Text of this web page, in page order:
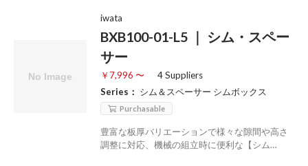
iwata
BXB100-01-L5 ｜ シム・スペー
サー
￥7,996 〜
4 Suppliers
Series： シム＆スペーサー シムボックス
Purchasable
豊富な板厚バリエーションで様々な隙間や高さ
調整に対応、機械の組立時に便利な【シム…